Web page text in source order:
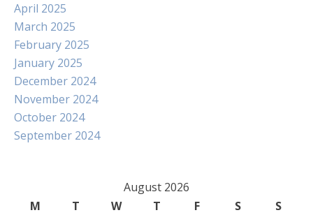
April 2025
March 2025
February 2025
January 2025
December 2024
November 2024
October 2024
September 2024
August 2026
M
T W T F S
S